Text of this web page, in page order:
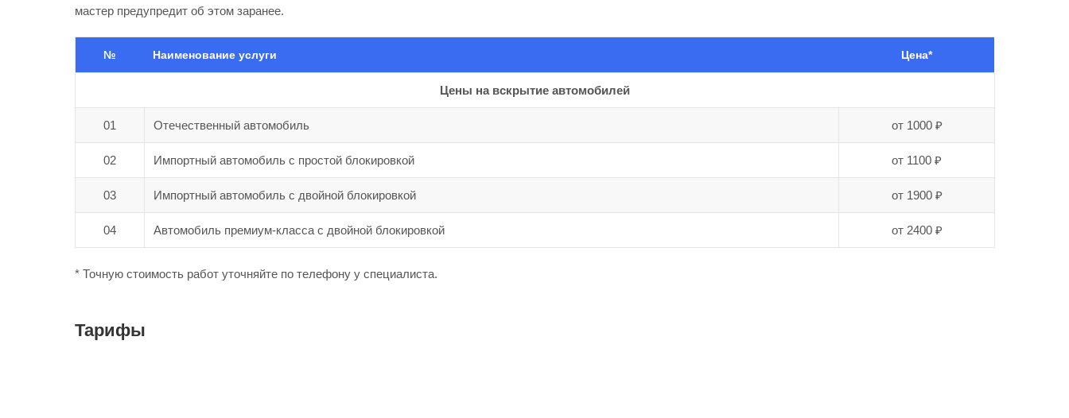
мастер предупредит об этом заранее.
№ Наименование услуги Цена*
Цены на вскрытие автомобилей
01 Отечественный автомобиль от 1000 ₽
02 Импортный автомобиль с простой блокировкой от 1100 ₽
03 Импортный автомобиль с двойной блокировкой от 1900 ₽
04 Автомобиль премиум-класса с двойной блокировкой от 2400 ₽
* Точную стоимость работ уточняйте по телефону у специалиста.
Тарифы